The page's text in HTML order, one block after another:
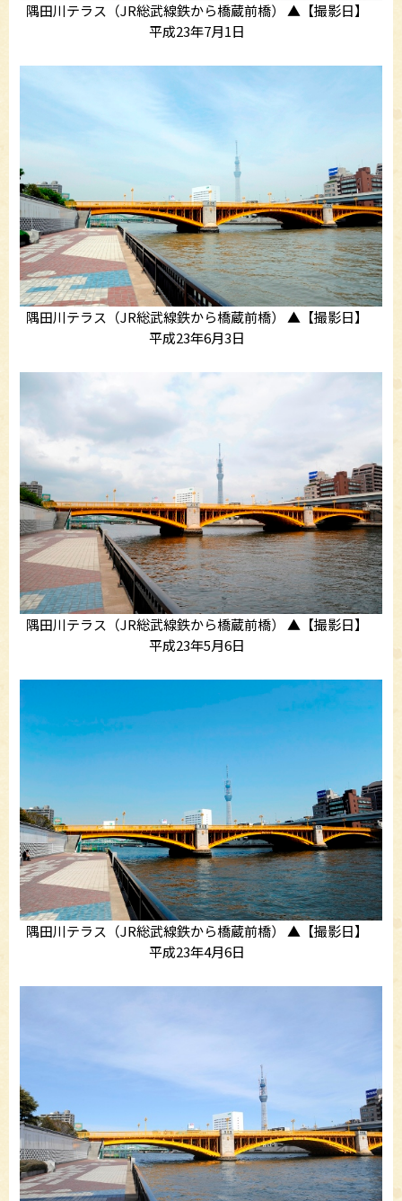
隅田川テラス（JR総武線鉄から橋蔵前橋） ▲【撮影日】
平成23年7月1日
隅田川テラス（JR総武線鉄から橋蔵前橋） ▲【撮影日】
平成23年6月3日
隅田川テラス（JR総武線鉄から橋蔵前橋） ▲【撮影日】
平成23年5月6日
隅田川テラス（JR総武線鉄から橋蔵前橋） ▲【撮影日】
平成23年4月6日